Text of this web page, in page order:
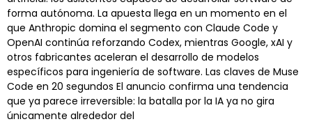
forma autónoma. La apuesta llega en un momento en el
que Anthropic domina el segmento con Claude Code y
OpenAI continúa reforzando Codex, mientras Google, xAI y
otros fabricantes aceleran el desarrollo de modelos
específicos para ingeniería de software. Las claves de Muse
Code en 20 segundos El anuncio confirma una tendencia
que ya parece irreversible: la batalla por la IA ya no gira
únicamente alrededor del